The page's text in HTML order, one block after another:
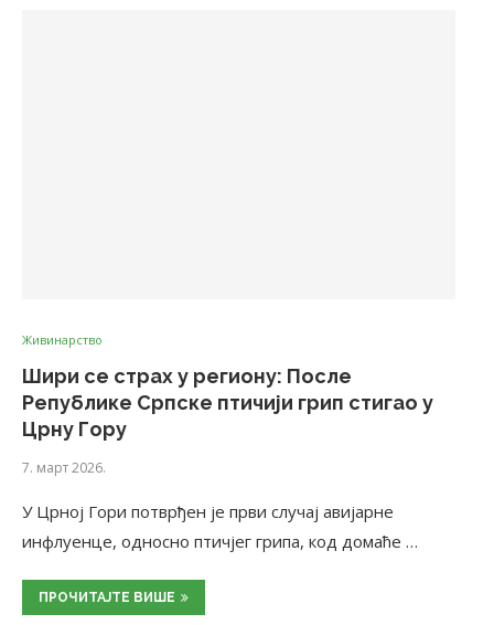
Живинарство
Шири се страх у региону: После
Републике Српске птичији грип стигао у
Црну Гору
7. март 2026.
У Црној Гори потврђен је први случај авијарне
инфлуенце, односно птичјег грипа, код домаће …
ПРОЧИТАЈТЕ ВИШЕ